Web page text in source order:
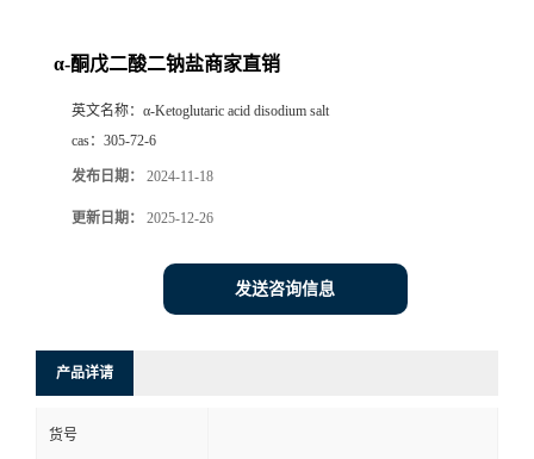
α-酮戊二酸二钠盐商家直销
英文名称： α-Ketoglutaric acid disodium salt
cas： 305-72-6
发布日期： 2024-11-18
更新日期： 2025-12-26
发送咨询信息
产品详请
货号